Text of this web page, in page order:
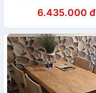
6.435.000 đ